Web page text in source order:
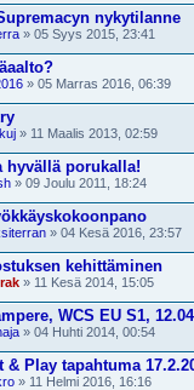
nykytilanne
» 05 Syys 2015, 23:41
» 05 Marras 2016, 06:39
» 11 Maalis 2013, 02:59
hyvällä porukalla!
» 09 Joulu 2011, 18:24
» 04 Kesä 2016, 23:57
kehittäminen
» 11 Kesä 2014, 15:05
WCS EU S1,
» 04 Huhti 2014, 00:54
& Play tapahtuma
» 11 Helmi 2016, 16:16